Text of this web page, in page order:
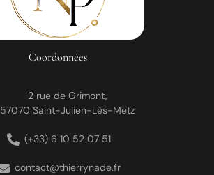
Coordonnées
2 rue de Grimont,
57070 Saint-Julien-Lès-Metz
(+33) 6 10 52 07 51
contact@thierrynade.fr